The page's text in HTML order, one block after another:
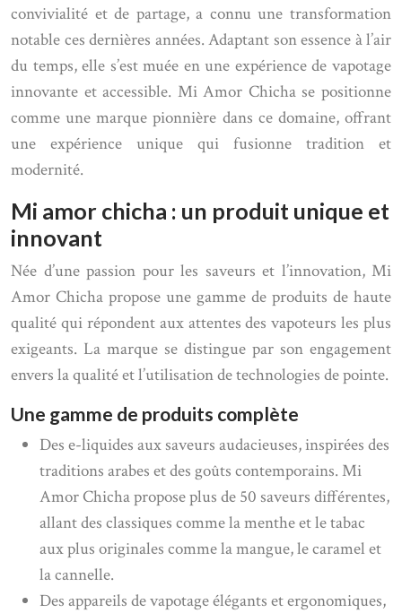
convivialité et de partage, a connu une transformation
notable ces dernières années. Adaptant son essence à l’air
du temps, elle s’est muée en une expérience de vapotage
innovante et accessible. Mi Amor Chicha se positionne
comme une marque pionnière dans ce domaine, offrant
une expérience unique qui fusionne tradition et
modernité.
Mi amor chicha : un produit unique et
innovant
Née d’une passion pour les saveurs et l’innovation, Mi
Amor Chicha propose une gamme de produits de haute
qualité qui répondent aux attentes des vapoteurs les plus
exigeants. La marque se distingue par son engagement
envers la qualité et l’utilisation de technologies de pointe.
Une gamme de produits complète
Des e-liquides aux saveurs audacieuses, inspirées des
traditions arabes et des goûts contemporains. Mi
Amor Chicha propose plus de 50 saveurs différentes,
allant des classiques comme la menthe et le tabac
aux plus originales comme la mangue, le caramel et
la cannelle.
Des appareils de vapotage élégants et ergonomiques,